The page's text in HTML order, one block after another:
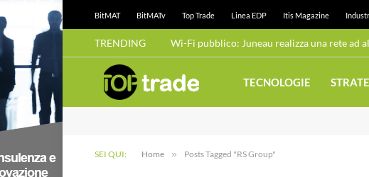
BitMAT BitMATv Top Trade Linea EDP Itis Magazine
TRENDING
TECNOLOGIE
SEI QUI: Home » Posts Tagged "RS Group"